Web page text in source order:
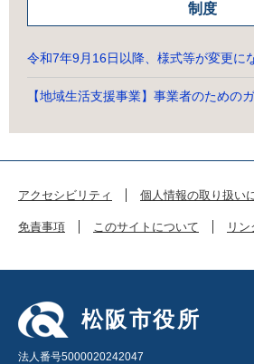
制度
令和7年9月16日以降、様式等が変更に
【地域生活支援事業】事業者のための
アクセシビリティ 個人情報の取り扱い
免責事項 このサイトについて リ
松阪市役所
法人番号5000020242047